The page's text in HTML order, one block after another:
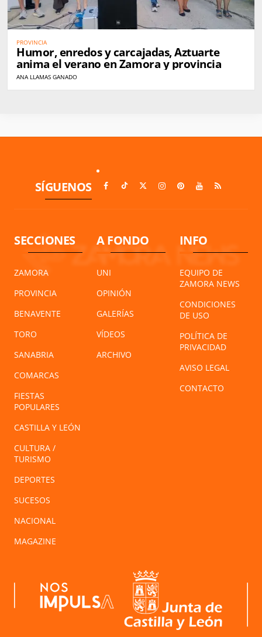
PROVINCIA
Humor, enredos y carcajadas, Aztuarte
anima el verano en Zamora y provincia
ANA LLAMAS GANADO
SÍGUENOS
SECCIONES
ZAMORA
PROVINCIA
BENAVENTE
TORO
SANABRIA
COMARCAS
FIESTAS
POPULARES
CASTILLA Y LEÓN
CULTURA /
TURISMO
DEPORTES
SUCESOS
NACIONAL
MAGAZINE
A FONDO
UNI
OPINIÓN
GALERÍAS
VÍDEOS
ARCHIVO
INFO
EQUIPO DE
ZAMORA NEWS
CONDICIONES
DE USO
POLÍTICA DE
PRIVACIDAD
AVISO LEGAL
CONTACTO